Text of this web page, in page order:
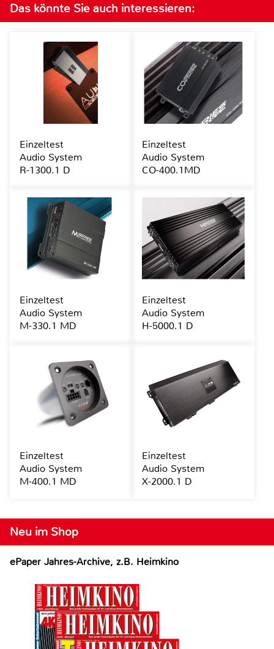
Neu im Shop
ePaper Jahres-Archive, z.B. Heimkino
Das könnte Sie auch interessieren:
Einzeltest
Audio System
R-1300.1 D
Einzeltest
Audio System
CO-400.1MD
Einzeltest
Audio System
M-330.1 MD
Einzeltest
Audio System
H-5000.1 D
Einzeltest
Audio System
M-400.1 MD
Einzeltest
Audio System
X-2000.1 D